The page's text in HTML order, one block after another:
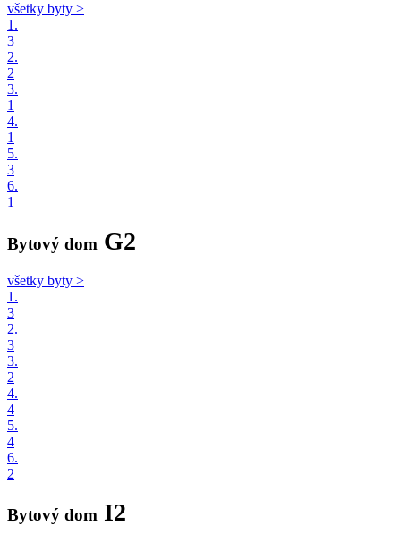
všetky byty >
1.
3
2.
2
3.
1
4.
1
5.
3
6.
1
Bytový dom G2
všetky byty >
1.
3
2.
3
3.
2
4.
4
5.
4
6.
2
Bytový dom I2